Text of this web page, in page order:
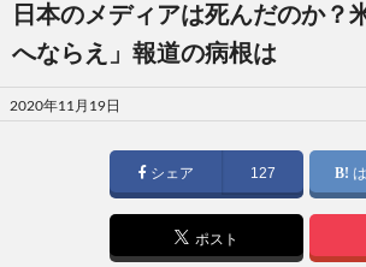
日本のメディアは死んだのか？
へならえ」報道の病根は
投
稿
2020年11月19日
シェア 127
ポスト